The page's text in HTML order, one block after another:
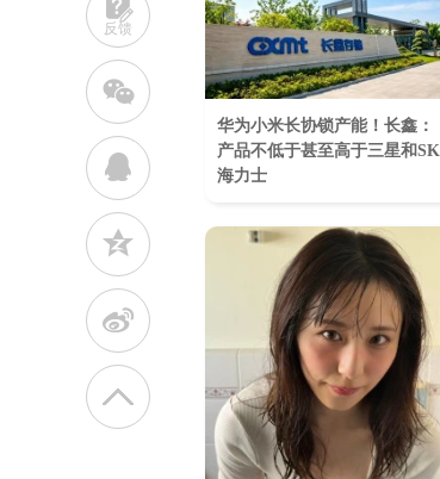
华为小米长协锁产能！长鑫：
产品不低于甚至高于三星和SK
海力士
反馈
w
q
z
t